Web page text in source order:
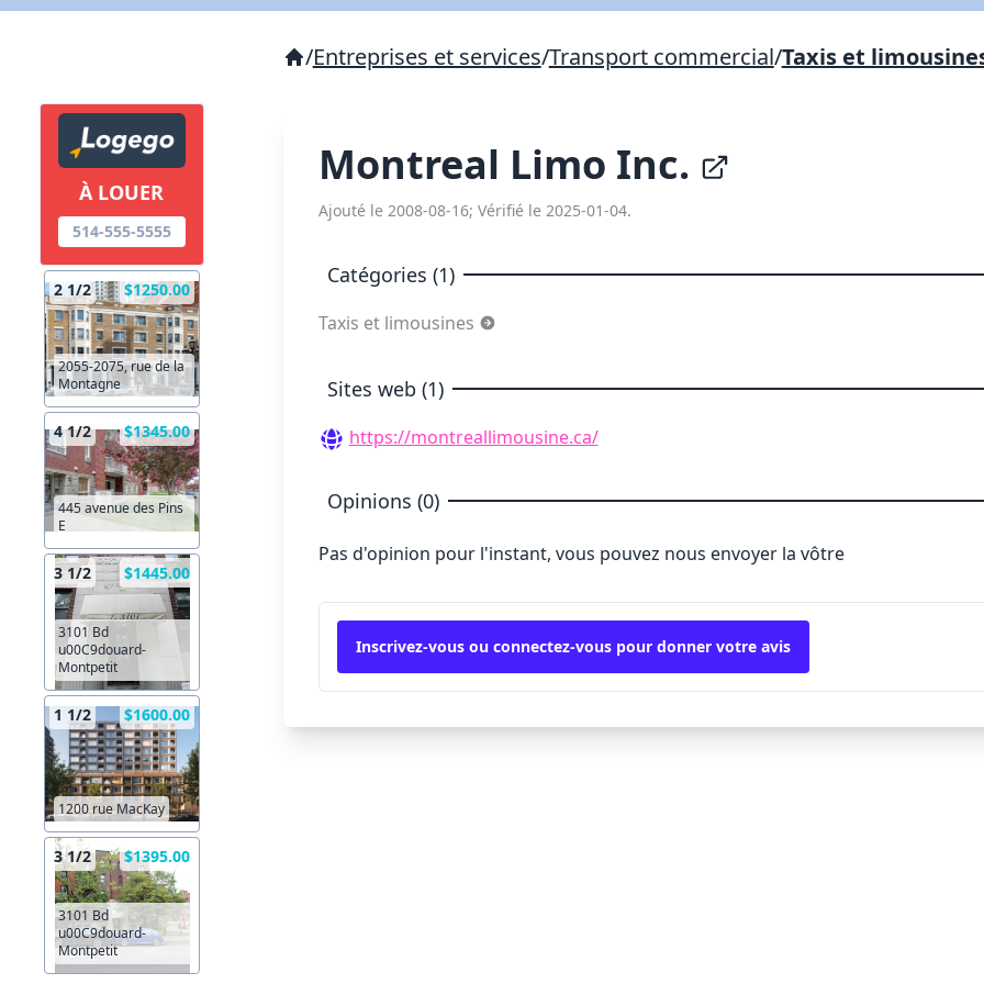
À LOUER
514-555-5555
2 1/2 $1250.00
2055-2075, rue de la
Montagne
4 1/2 $1345.00
445 avenue des Pins
E
3 1/2 $1445.00
3101 Bd
u00C9douard-
Montpetit
1 1/2 $1600.00
1200 rue MacKay
3 1/2 $1395.00
3101 Bd
u00C9douard-
Montpetit
/Entreprises et services/Transport commercial/Taxis et
Montreal Limo Inc.
Ajouté le 2008-08-16; Vérifié le 2025-01-04.
Catégories (1)
Taxis et limousines
Sites web (1)
https://montreallimousine.ca/
Opinions (0)
Pas d'opinion pour l'instant, vous pouvez nous envoyer la vôtre
Inscrivez-vous ou connectez-vous pour donner votre avis
X Fermer Envoyez
Copier lien